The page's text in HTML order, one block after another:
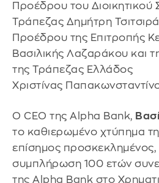
Προέδρου του Διοικητικού
Τράπεζας Δημήτρη
Προέδρου της Επιτροπής
Βασιλικής Λαζαράκου και
της Τράπεζας Ελλάδος
Χριστίνας
Ο CEO της Alpha Bank,
το καθιερωμένο χτύπημα
επίσημος
συμπλήρωση 100 ετών
της Alpha Bank στο